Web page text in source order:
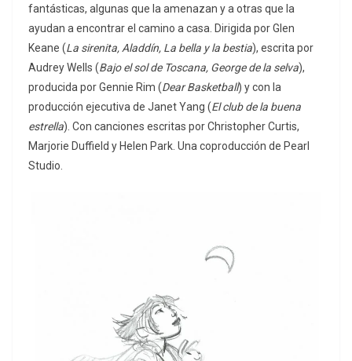
fantásticas, algunas que la amenazan y a otras que la
ayudan a encontrar el camino a casa. Dirigida por Glen
Keane (La sirenita, Aladdín, La bella y la bestia), escrita por
Audrey Wells (Bajo el sol de Toscana, George de la selva),
producida por Gennie Rim (Dear Basketball) y con la
producción ejecutiva de Janet Yang (El club de la buena
estrella). Con canciones escritas por Christopher Curtis,
Marjorie Duffield y Helen Park. Una coproducción de Pearl
Studio.